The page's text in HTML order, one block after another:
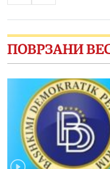
ПОВРЗАНИ